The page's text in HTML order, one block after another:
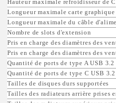
Hauteur maximale refroidisseur de
Longueur maximale carte graphique
Longueur maximale du câble
Nombre de slots d'extension
Pris en charge des diamètres des
Pris en charge des diamètres des
Quantité de ports de type A USB
Quantité de ports de type C USB
Tailles de disques durs supportées
Tailles des radiateurs arrière prises